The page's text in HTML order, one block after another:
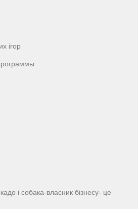
ігор
і собака-власник бізнесу- це